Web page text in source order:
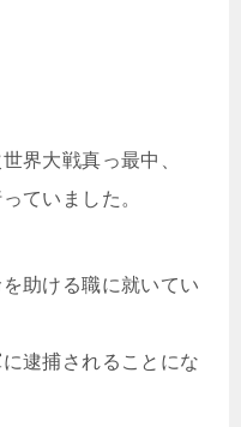
界大戦真っ最中、
ていました。
助ける職に就いてい
逮捕されることにな